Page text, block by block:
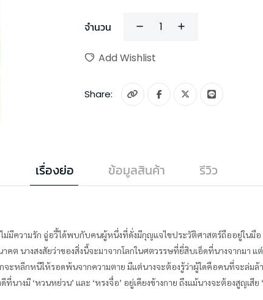
จำนวน
Add Wishlist
Share:
เรื่องย่อ ข้อมูลสินค้า รีวิว
มีความรัก ฉู่อวี้ได้พบกับคนผู้หนึ่งที่ดั่งมีกุญแจไขประวัติศาสตร์ถืออยู่ในมือ เ
ต นางสงสัยว่าของสิ่งนี้จะมาจากโลกในศตวรรษที่ยี่สิบเอ็ดที่นางจากมา แ
จะหลีกหนีให้รอดพ้นจากความตาย มีแต่นางจะต้องรู้ว่าผู้ใดคือคนที่จะล่มล้
นางมี ‘หวนหย่วน’ และ ‘หรงจื่อ’ อยู่เคียงข้างกาย ถึงแม้นางจะต้องสูญเสีย